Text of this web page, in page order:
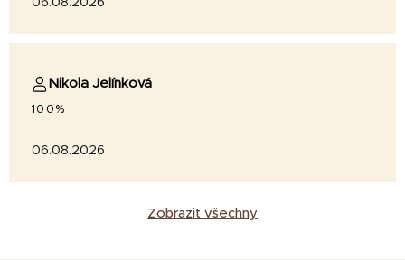
Nikola Jelínková
100%
06.08.2026
Zobrazit všechny